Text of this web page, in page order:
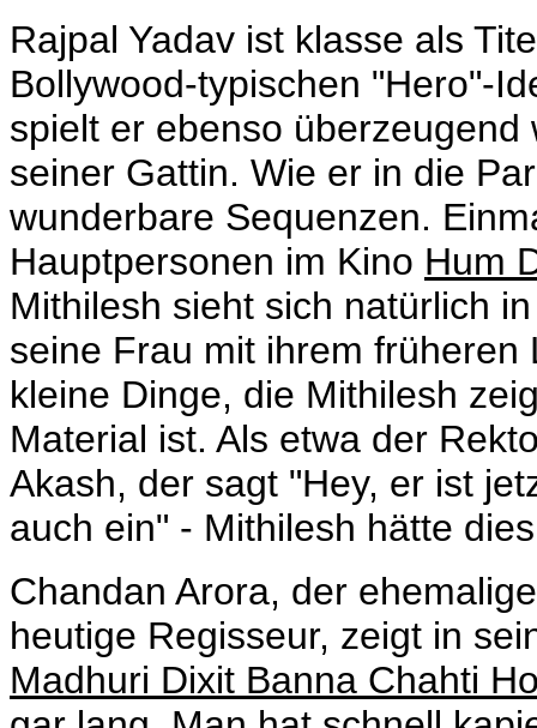
Rajpal Yadav ist klasse als
Bollywood-typischen "Hero"-
spielt er ebenso
seiner Gattin. Wie er in die
wunderbare Sequenzen.
Hauptpersonen im Kino Hum
Mithilesh sieht sich natürlich
seine Frau mit ihrem
kleine Dinge, die Mithilesh
Material ist. Als etwa der
Akash, der sagt "Hey, er ist
auch ein" - Mithilesh hätte
Chandan Arora, der
heutige Regisseur, zeigt in
Madhuri Dixit Banna Chahti